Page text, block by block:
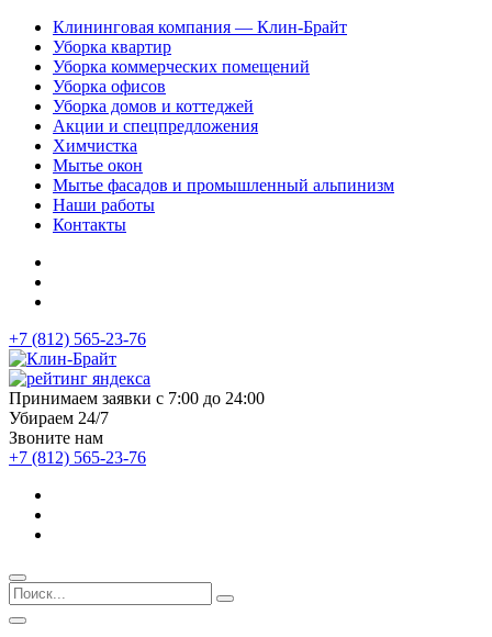
Клининговая компания — Клин-Брайт
Уборка квартир
Уборка коммерческих помещений
Уборка офисов
Уборка домов и коттеджей
Акции и спецпредложения
Химчистка
Мытье окон
Мытье фасадов и промышленный альпинизм
Наши работы
Контакты
+7 (812) 565-23-76
Принимаем заявки с 7:00 до 24:00
Убираем 24/7
Звоните нам
+7 (812) 565-23-76